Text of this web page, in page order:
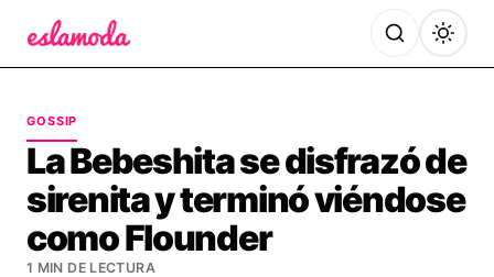
GOSSIP
La Bebeshita se disfrazó de
sirenita y terminó viéndose
como Flounder
1 MIN DE LECTURA